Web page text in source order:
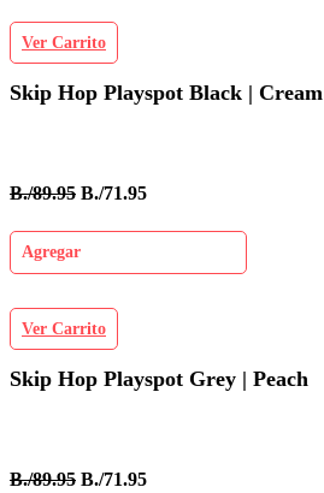
Ver Carrito
Skip Hop Playspot Black | Cream
B./89.95 B./71.95
Agregar
Ver Carrito
Skip Hop Playspot Grey | Peach
B./89.95 B./71.95